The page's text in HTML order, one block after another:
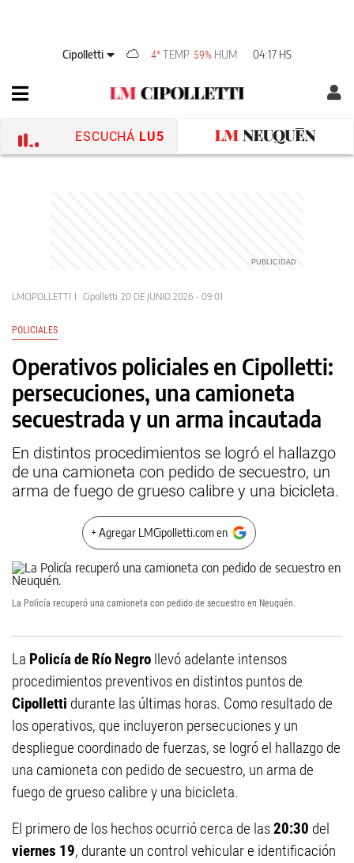
Cipolletti 4°TEMP 59% HUM 04:17 HS
ESCUCHÁ LU5
LMCIPOLLETTI Cipolletti 20 DE JUNIO 2026 - 09:01
POLICIALES
Operativos policiales en Cipolletti:
persecuciones, una camioneta
secuestrada y un arma incautada
En distintos procedimientos se logró el hallazgo
de una camioneta con pedido de secuestro, un
arma de fuego de grueso calibre y una bicicleta.
+ Agregar LMCipolletti.com en
La Policía recuperó una camioneta con pedido de secuestro en Neuquén.
La Policía de Río Negro llevó adelante intensos
procedimientos preventivos en distintos puntos de
Cipolletti durante las últimas horas. Como resultado de
los operativos, que incluyeron persecuciones y un
despliegue coordinado de fuerzas, se logró el hallazgo de
una camioneta con pedido de secuestro, un arma de
fuego de grueso calibre y una bicicleta.
El primero de los hechos ocurrió cerca de las20:30 del
viernes 19, durante un control vehicular e identificación